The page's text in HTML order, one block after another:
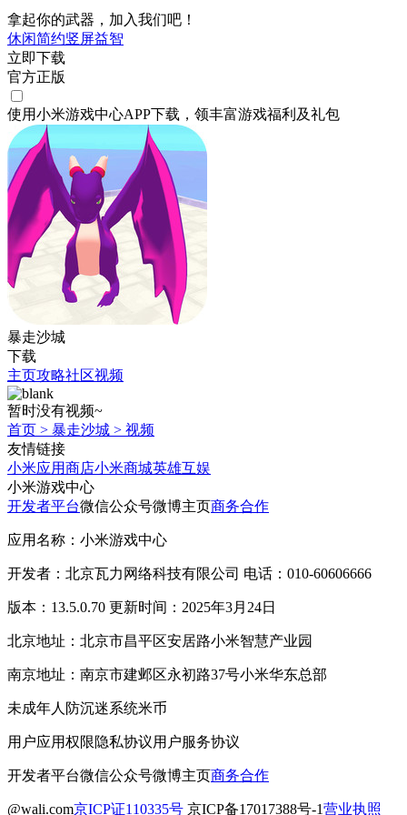
拿起你的武器，加入我们吧！
休闲简约竖屏益智
立即下载
官方正版
使用小米游戏中心APP下载 ，领丰富游戏福利 及礼包
暴走沙城
下载
主页攻略社区视频
暂时没有视频~
首页 > 暴走沙城 > 视频
友情链接
小米应用商店小米商城英雄互娱
小米游戏中心
开发者平台微信公众号微博主页商务合作
应用名称：小米游戏中心
开发者：北京瓦力网络科技有限公司 电话：010-60606666
版本：13.5.0.70 更新时间：2025年3月24日
北京地址：北京市昌平区安居路小米智慧产业园
南京地址：南京市建邺区永初路37号小米华东总部
未成年人防沉迷系统米币
用户应用权限隐私协议用户服务协议
开发者平台微信公众号微博主页商务合作
@wali.com京ICP证110335号 京ICP备17017388号-1营业执照